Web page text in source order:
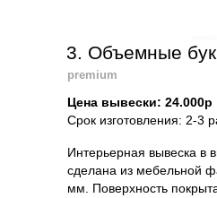
Интерьерная вывеска в
сделана из мебельной
мм. Поверхность
3. Объемные
premium
Цена вывески: 24.000р
Срок изготовления: 2-3